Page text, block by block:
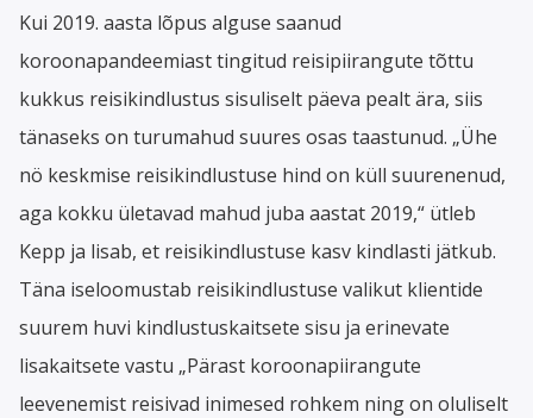
Kui 2019. aasta lõpus alguse saanud
koroonapandeemiast tingitud reisipiirangute tõttu
kukkus reisikindlustus sisuliselt päeva pealt ära, siis
tänaseks on turumahud suures osas taastunud. „Ühe
nö keskmise reisikindlustuse hind on küll suurenenud,
aga kokku ületavad mahud juba aastat 2019,“ ütleb
Kepp ja lisab, et reisikindlustuse kasv kindlasti jätkub.
Täna iseloomustab reisikindlustuse valikut klientide
suurem huvi kindlustuskaitsete sisu ja erinevate
lisakaitsete vastu „Pärast koroonapiirangute
leevenemist reisivad inimesed rohkem ning on oluliselt